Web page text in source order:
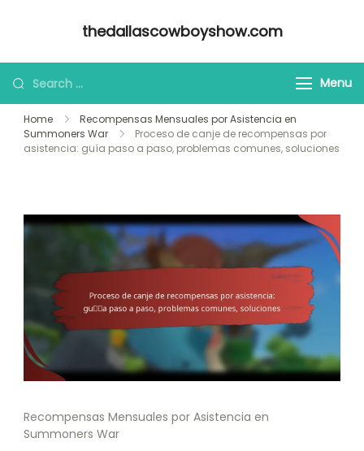
thedallascowboyshow.com
Looking
for
Something?
Menu
Home
Recompensas Mensuales por Asistencia en
Summoners War
Proceso de canje de recompensas por
asistencia: guía paso a paso, problemas comunes, soluciones
Recompensas Mensuales por Asistencia en
Summoners War